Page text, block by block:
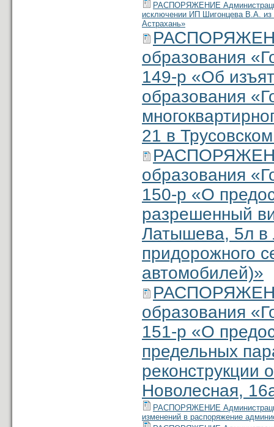
РАСПОРЯЖЕНИЕ
исключении ИП Шигонцева В.А. из
Астрахань»
образования
149-р «Об
образования
21 в
образования
150-р «О
разрешенный
Латышева, 5л в
придорожного
автомобилей)»
образования
151-р «О
предельных
реконструкции
Новолесная,
РАСПОРЯЖЕНИЕ Администрации
изменений в распоряжение